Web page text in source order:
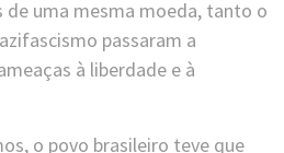
uma mesma moeda, tanto o
passaram a
à liberdade e à
o povo brasileiro teve que